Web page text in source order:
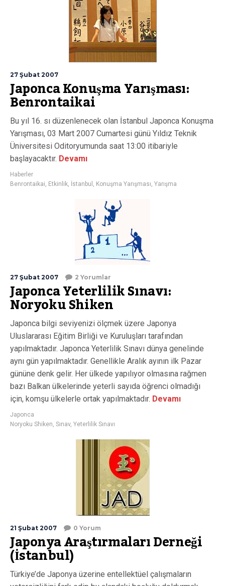
27 Şubat 2007
Japonca Konuşma Yarışması:
Benrontaikai
Bu yıl 16. sı düzenlenecek olan İstanbul Japonca Konuşma
Yarışması, 03 Mart 2007 Cumartesi günü Yıldız Teknik
Üniversitesi Oditoryumunda saat 13:00 itibariyle
başlayacaktır. Devamı
Haberler
Benrontaikai, Etkinlik, İstanbul , Konuşma Yarışması, Yarışma
27 Şubat 2007 2 Yorumlar
Japonca Yeterlilik Sınavı:
Noryoku Shiken
Japonca bilgi seviyenizi ölçmek üzere Japonya
Uluslararası Eğitim Birliği ve Kuruluşları tarafından
yapılmaktadır. Japonca Yeterlilik Sınavı dünya genelinde
aynı gün yapılmaktadır. Genellikle Aralık ayının ilk Pazar
gününe denk gelir. Her ülkede yapılıyor olmasına rağmen
bazı Balkan ülkelerinde yeterli sayıda öğrenci olmadığı
için, komşu ülkelerle ortak yapılmaktadır. Devamı
Japonca
Noryoku Shiken, Sınav, Yeterlilik Sınavı
21 Şubat 2007 0 Yorum
Japonya Araştırmaları Derneği
(İstanbul)
Türkiye’de Japonya üzerine entellektüel çalışmaların